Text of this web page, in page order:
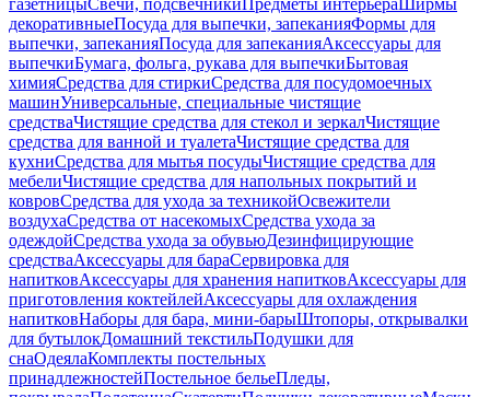
газетницыСвечи, подсвечникиПредметы интерьераШирмы
декоративныеПосуда для выпечки, запеканияФормы для
выпечки, запеканияПосуда для запеканияАксессуары для
выпечкиБумага, фольга, рукава для выпечкиБытовая
химияСредства для стиркиСредства для посудомоечных
машинУниверсальные, специальные чистящие
средстваЧистящие средства для стекол и зеркалЧистящие
средства для ванной и туалетаЧистящие средства для
кухниСредства для мытья посудыЧистящие средства для
мебелиЧистящие средства для напольных покрытий и
ковровСредства для ухода за техникойОсвежители
воздухаСредства от насекомыхСредства ухода за
одеждойСредства ухода за обувьюДезинфицирующие
средстваАксессуары для бараСервировка для
напитковАксессуары для хранения напитковАксессуары для
приготовления коктейлейАксессуары для охлаждения
напитковНаборы для бара, мини-барыШтопоры, открывалки
для бутылокДомашний текстильПодушки для
снаОдеялаКомплекты постельных
принадлежностейПостельное бельеПледы,